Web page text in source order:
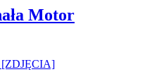
Motor